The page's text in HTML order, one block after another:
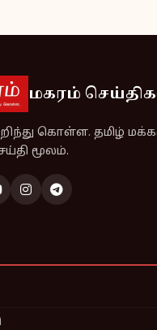
மகரம்
கொள்ள. தமிழ்
மூலம்.